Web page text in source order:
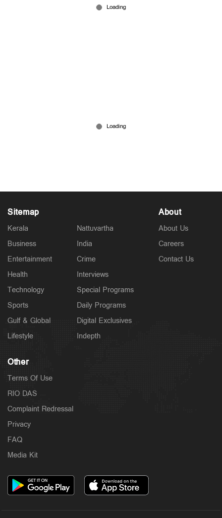
ലോകത്തിലെ ആദ്യത്തെ പ്രോട്ടീന്‍ കോണ്ടം
Sitemap
Kerala
Business
Entertainment
Health
Technology
Sports
Gulf & Global
Lifestyle
Nattuvartha
India
Crime
Interviews
Special Programs
Daily Programs
Digital Exclusives
Indepth
About
About Us
Careers
Contact Us
Other
Terms Of Use
RIO DAS
Complaint Redressal
Privacy
FAQ
Media Kit